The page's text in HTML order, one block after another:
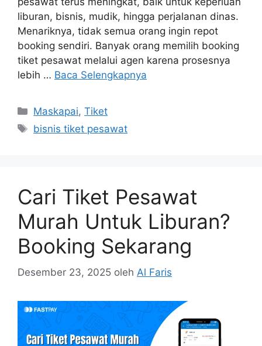
liburan, bisnis, mudik, hingga perjalanan dinas.
Menariknya, tidak semua orang ingin repot
booking sendiri. Banyak orang memilih booking
tiket pesawat melalui agen karena prosesnya
lebih … Baca Selengkapnya
Maskapai,Tiket
bisnis tiket pesawat
Cari Tiket Pesawat
Murah Untuk Liburan?
Booking Sekarang
Desember 23, 2025 oleh Al Faris